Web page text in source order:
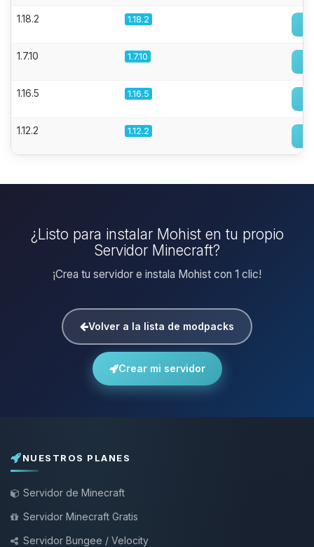
1.18.2 1.18.2
1.7.10 1.7.10
1.16.5 1.16.5
1.12.2 1.12.2
¿Listo para instalar Mohist en tu propio
Servidor Minecraft?
¡Crea tu servidor e instala Mohist con 1 clic!
Volver a la lista de modpacks
Crear mi servidor
NUESTROS PLANES
Servidor de Minecraft
Servidor Minecraft Gratis
Servidor Bungee / Velocity